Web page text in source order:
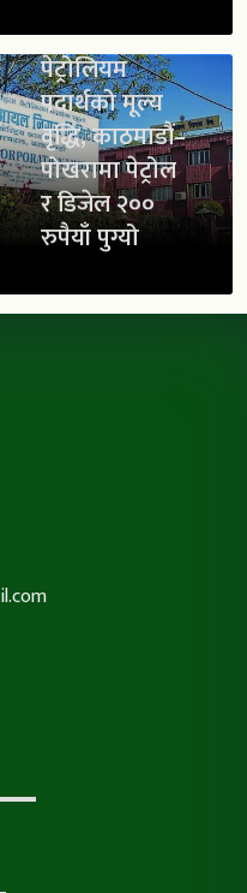
पेट्रोलियम
पदार्थको मूल्य
वृद्धि, काठमाडौं–
पोखरामा पेट्रोल
र डिजेल २००
रुपैयाँ पुग्यो